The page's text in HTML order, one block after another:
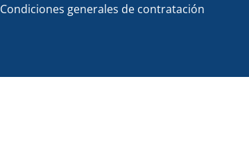
Condiciones generales de contratación